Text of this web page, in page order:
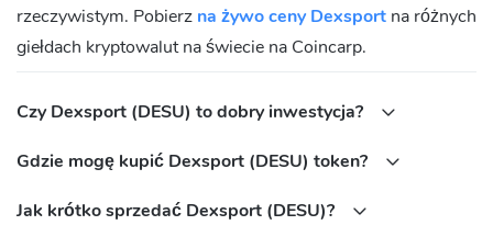
Telegram:https://t.me/dexsport_io
Jaki jest adres umowy Dexsport (DESU)?
0x32f1518baace69e85b9e5ff844ebd617c52573ac
rzeczywistym. Pobierz na żywo ceny Dexsport na różnych
giełdach kryptowalut na świecie na Coincarp.
Czy Dexsport (DESU) to dobry inwestycja?
Gdzie mogę kupić Dexsport (DESU) token?
Jak krótko sprzedać Dexsport (DESU)?